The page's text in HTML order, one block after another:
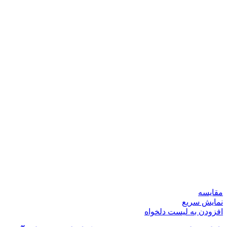
مقایسه
نمایش سریع
افزودن به لیست دلخواه